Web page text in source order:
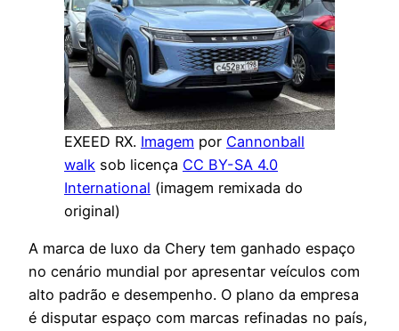
EXEED RX. Imagem por Cannonball
walk sob licença CC BY-SA 4.0
International (imagem remixada do
original)
A marca de luxo da Chery tem ganhado espaço
no cenário mundial por apresentar veículos com
alto padrão e desempenho. O plano da empresa
é disputar espaço com marcas refinadas no país,